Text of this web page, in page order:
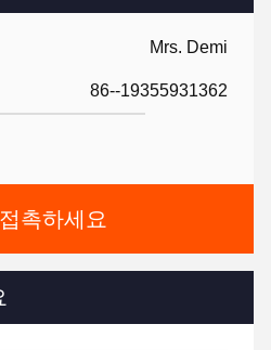
Mrs. Demi
86--19355931362
촉하세요